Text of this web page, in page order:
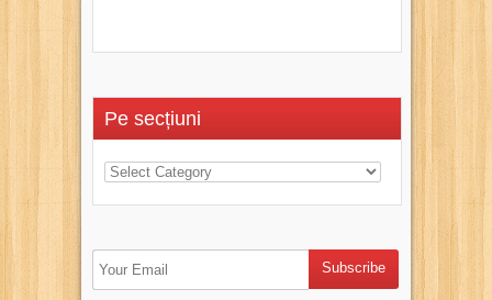
Pe secțiuni